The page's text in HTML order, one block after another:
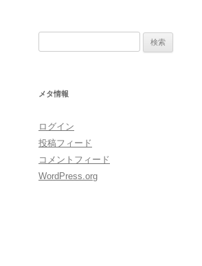
メタ情報
ログイン
投稿フィード
コメントフィード
WordPress.org